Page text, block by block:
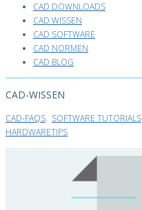
CAD DOWNLOADS
CAD WISSEN
CAD SOFTWARE
CAD NORMEN
CAD BLOG
CAD-WISSEN
CAD-FAQS. SOFTWARE TUTORIALS
HARDWARETIPS